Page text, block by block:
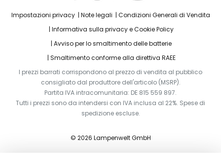
Impostazioni privacy Note legali
Condizioni Generali di Vendita
Informativa sulla privacy e Cookie Policy
Avviso per lo smaltimento delle batterie
Smaltimento conforme alla direttiva RAEE
I prezzi barrati corrispondono al prezzo di vendita al pubblico
consigliato dal produttore dell'articolo (MSRP).
Partita IVA intracomunitaria: DE 815 559 897.
Tutti i prezzi sono da intendersi con IVA inclusa al 22%. Spese di
spedizione escluse.
© 2026 Lampenwelt GmbH